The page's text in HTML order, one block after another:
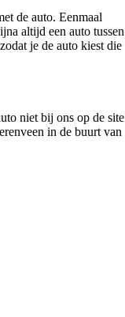
de auto. Eenmaal
altijd een auto tussen
je de auto kiest die
niet bij ons op de site
in de buurt van